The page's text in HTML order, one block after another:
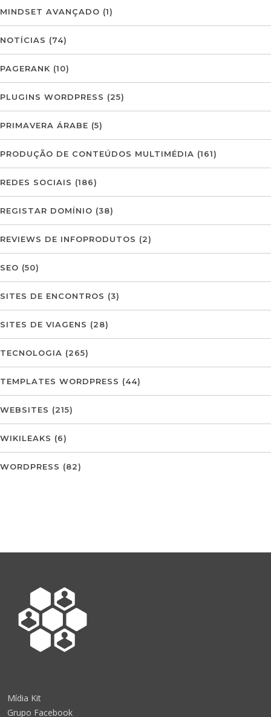
MINDSET AVANÇADO (1)
NOTÍCIAS (74)
PAGERANK (10)
PLUGINS WORDPRESS (25)
PRIMAVERA ÁRABE (5)
PRODUÇÃO DE CONTEÚDOS MULTIMÉDIA (161)
REDES SOCIAIS (186)
REGISTAR DOMÍNIO (38)
REVIEWS DE INFOPRODUTOS (2)
SEO (50)
SITES DE ENCONTROS (3)
SITES DE VIAGENS (28)
TECNOLOGIA (265)
TEMPLATES WORDPRESS (44)
WEBSITES (215)
WIKILEAKS (6)
WORDPRESS (82)
Mídia Kit
Grupo Facebook